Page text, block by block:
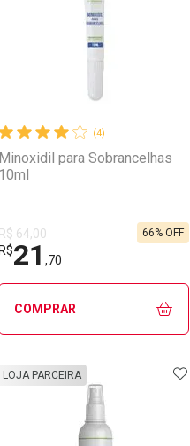
(4)
Minoxidil para Sobrancelhas
10ml
64,00
R$21 ,70
66% OFF
COMPRAR
Laboratório
Por Menos
AOS FAVORITOS
LOJA PARCEIRA